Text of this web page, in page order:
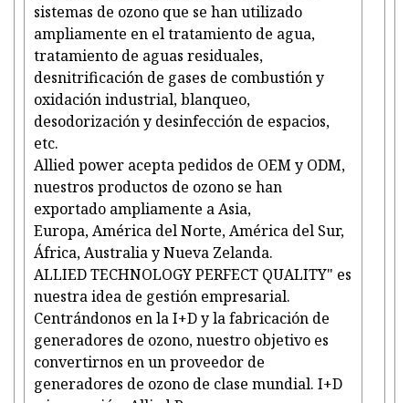
sistemas de ozono que se han utilizado
ampliamente en el tratamiento de agua,
tratamiento de aguas residuales,
desnitrificación de gases de combustión y
oxidación industrial, blanqueo,
desodorización y desinfección de espacios,
etc.
Allied power acepta pedidos de OEM y ODM,
nuestros productos de ozono se han
exportado ampliamente a Asia,
Europa, América del Norte, América del Sur,
África, Australia y Nueva Zelanda.
ALLIED TECHNOLOGY PERFECT QUALITY" es
nuestra idea de gestión empresarial.
Centrándonos en la I+D y la fabricación de
generadores de ozono, nuestro objetivo es
convertirnos en un proveedor de
generadores de ozono de clase mundial. I+D